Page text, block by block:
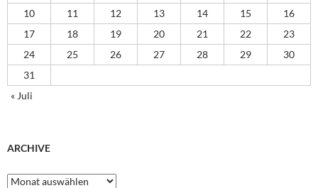
10
11 12 13 14 15
16
17
18 19 20 21 22
23
24
25 26 27 28 29
30
31
« Juli
ARCHIVE
Archive